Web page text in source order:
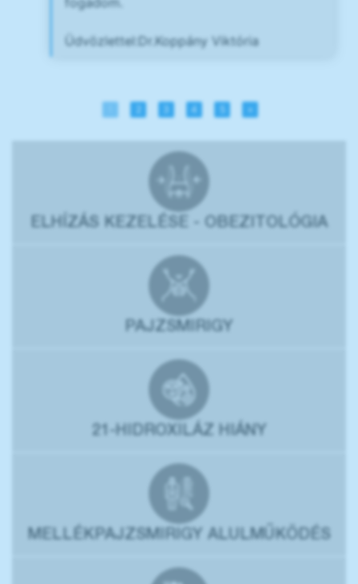
Üdvözlettel:Dr.Koppány Viktória
4 »
ELHÍZÁS KEZELÉSE - OBEZITOLÓGIA
PAJZSMIRIGY
21-HIDROXILÁZ HIÁNY
MELLÉKPAJZSMIRIGY ALULMŰKÖDÉS